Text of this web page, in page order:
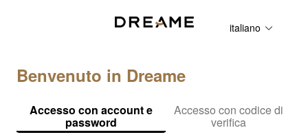
italiano
Benvenuto in Dreame
Accesso con account e
password
Accesso con codice di
verifica